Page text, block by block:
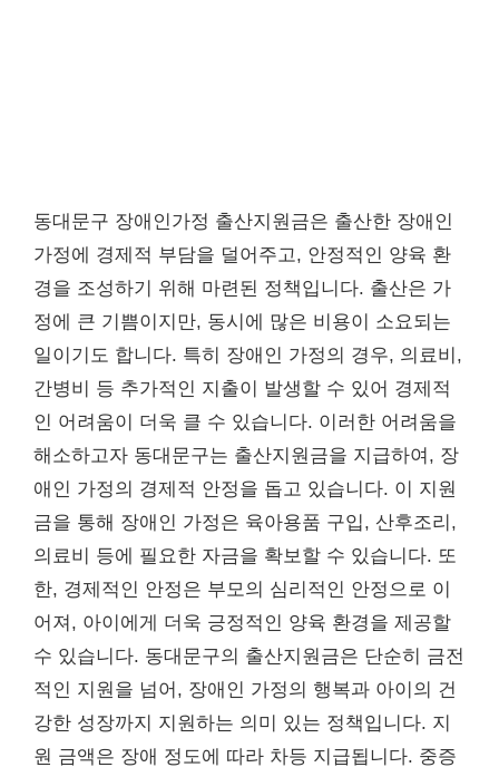
동대문구 장애인가정 출산지원금은 출산한 장애인
가정에 경제적 부담을 덜어주고, 안정적인 양육 환
경을 조성하기 위해 마련된 정책입니다. 출산은 가
정에 큰 기쁨이지만, 동시에 많은 비용이 소요되는
일이기도 합니다. 특히 장애인 가정의 경우, 의료비,
간병비 등 추가적인 지출이 발생할 수 있어 경제적
인 어려움이 더욱 클 수 있습니다. 이러한 어려움을
해소하고자 동대문구는 출산지원금을 지급하여, 장
애인 가정의 경제적 안정을 돕고 있습니다. 이 지원
금을 통해 장애인 가정은 육아용품 구입, 산후조리,
의료비 등에 필요한 자금을 확보할 수 있습니다. 또
한, 경제적인 안정은 부모의 심리적인 안정으로 이
어져, 아이에게 더욱 긍정적인 양육 환경을 제공할
수 있습니다. 동대문구의 출산지원금은 단순히 금전
적인 지원을 넘어, 장애인 가정의 행복과 아이의 건
강한 성장까지 지원하는 의미 있는 정책입니다. 지
원 금액은 장애 정도에 따라 차등 지급됩니다. 중증